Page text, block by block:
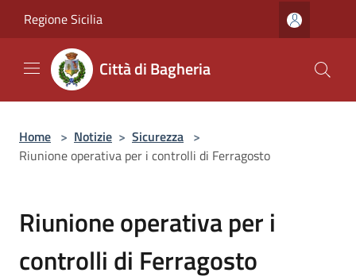
Regione Sicilia
Città di Bagheria
Home > Notizie > Sicurezza >
Riunione operativa per i controlli di Ferragosto
Riunione operativa per i
controlli di Ferragosto